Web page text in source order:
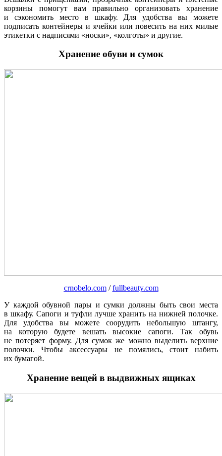
корзины помогут вам правильно организовать хранение
и сэкономить место в шкафу. Для удобства вы можете
подписать контейнеры и ячейки или повесить на них милые
этикетки с надписями «носки», «колготы» и другие.
Хранение обуви и сумок
crnobelo.com/fullbeauty.com
У каждой обувной пары и сумки должны быть свои места
в шкафу. Сапоги и туфли лучше хранить на нижней полочке.
Для удобства вы можете соорудить небольшую штангу,
на которую будете вешать высокие сапоги. Так обувь
не потеряет форму. Для сумок же можно выделить верхние
полочки. Чтобы аксессуары не помялись, стоит набить
их бумагой.
Хранение вещей в выдвижных ящиках